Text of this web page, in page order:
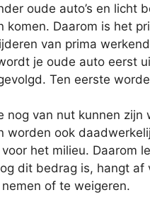
oude auto’s en licht
komen. Daarom is het
van prima
je oude auto eerst
Ten eerste
nog van nut kunnen
worden ook
het milieu. Daarom
dit bedrag is, hangt
of te weigeren.